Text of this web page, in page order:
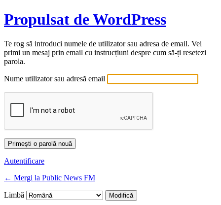
Propulsat de WordPress
Te rog să introduci numele de utilizator sau adresa de email. Vei
primi un mesaj prin email cu instrucțiuni despre cum să-ți resetezi
parola.
Nume utilizator sau adresă email
Autentificare
← Mergi la Public News FM
Limbă